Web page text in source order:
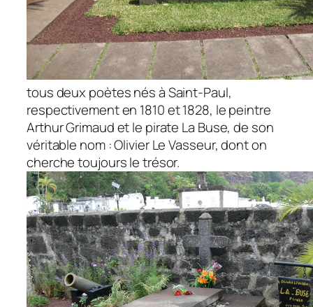
tous deux poètes nés à Saint-Paul,
respectivement en 1810 et 1828, le peintre
Arthur Grimaud et le pirate La Buse, de son
véritable nom : Olivier Le Vasseur, dont on
cherche toujours le trésor.